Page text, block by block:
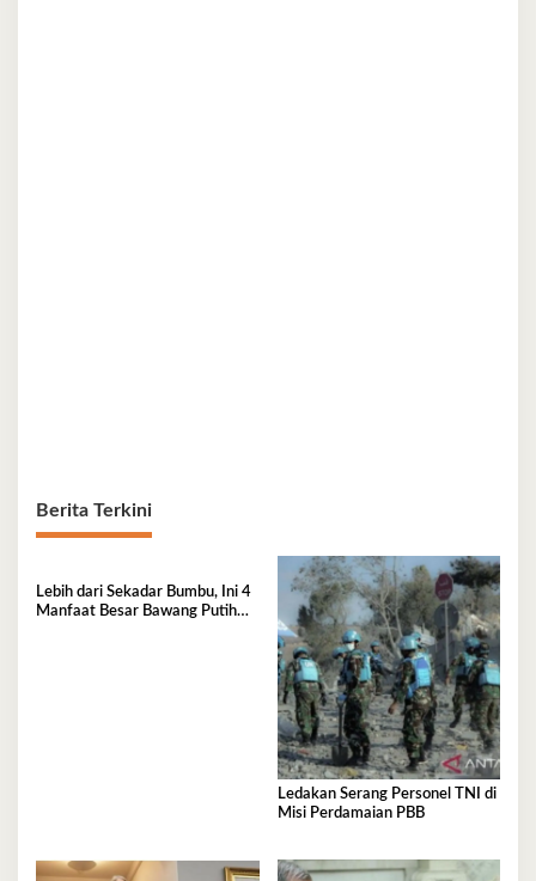
Berita Terkini
Lebih dari Sekadar Bumbu, Ini 4
Manfaat Besar Bawang Putih
Ledakan Serang Personel TNI di
Misi Perdamaian PBB